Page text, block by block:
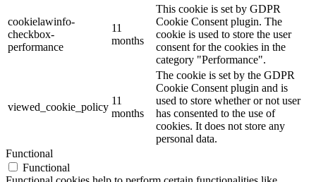
cookielawinfo-
checkbox-
performance
11
months
This cookie is set by GDPR
Cookie Consent plugin. The
cookie is used to store the user
consent for the cookies in the
category "Performance".
viewed_cookie_policy
11
months
The cookie is set by the GDPR
Cookie Consent plugin and is
used to store whether or not user
has consented to the use of
cookies. It does not store any
personal data.
Functional
Functional